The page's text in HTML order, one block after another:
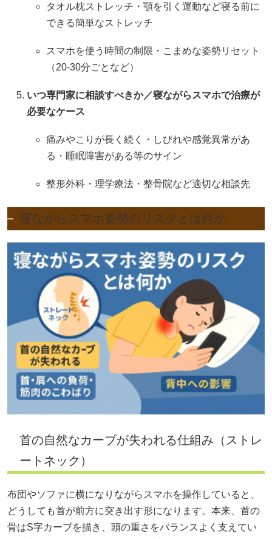
タオル枕ストレッチ・顎を引く運動など寝る前に
できる簡単なストレッチ
スマホを使う時間の制限・こまめな姿勢リセット
（20‐30分ごとなど）
いつ専門家に相談すべきか／寝ながらスマホで治療が
必要なケース
痛みやこりが長く続く・しびれや感覚異常があ
る・睡眠障害がある等のサイン
整形外科・理学療法・整骨院など適切な相談先
寝ながらスマホ姿勢のリスクとは何か
首の自然なカーブが失われる仕組み（ストレ
ートネック）
布団やソファに横になりながらスマホを操作していると、
どうしても首が前方に突き出す形になります。本来、首の
骨はS字カーブを描き、頭の重さをバランスよく支えてい